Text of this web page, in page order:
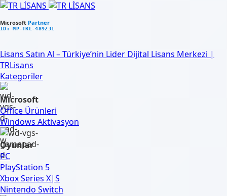
Microsoft Partner
ID: MP-TRL-489231
Lisans Satın Al – Türkiye’nin Lider Dijital Lisans Merkezi |
TRLisans
Kategoriler
Microsoft
Office Ürünleri
Windows Aktivasyon
Oyunlar
PC
PlayStation 5
Xbox Series X|S
Nintendo Switch